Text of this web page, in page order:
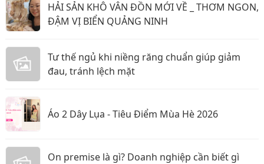
HẢI SẢN KHÔ VÂN ĐỒN MỚI VỀ _ THƠM NGON,
ĐẬM VỊ BIỂN QUẢNG NINH
Tư thế ngủ khi niềng răng chuẩn giúp giảm
đau, tránh lệch mặt
Áo 2 Dây Lụa - Tiêu Điểm Mùa Hè 2026
On premise là gì? Doanh nghiệp cần biết gì